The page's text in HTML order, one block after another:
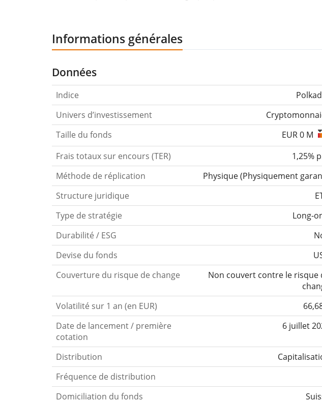
Informations générales
Données
Indice
Univers d’investissement
Taille du fonds
EUR 0 M
Frais totaux sur encours (TER)
1,25%
Méthode de réplication
Physique(Physiquement
Structure juridique
Type de stratégie
Long-
Durabilité / ESG
Devise du fonds
Couverture du risque de change
Non couvert contre le risque
Volatilité sur 1 an (en EUR)
Date de lancement / première
cotation
6 juillet
Distribution
Fréquence de distribution
Domiciliation du fonds